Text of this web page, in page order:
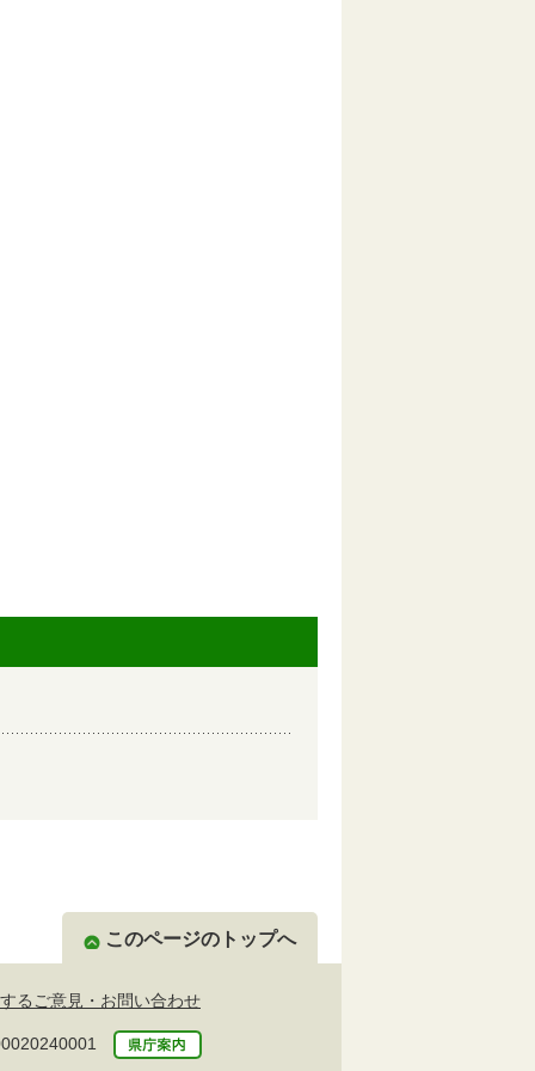
このページのトップへ
るご意見・お問い合わせ